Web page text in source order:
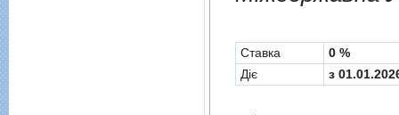
Cтавка
0 %
Діє
з